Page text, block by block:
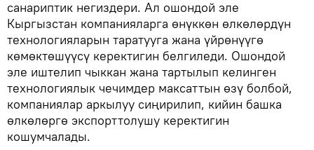
санариптик негиздери. Ал ошондой эле
Кыргызстан компанияларга өнүккөн өлкөлөрдүн
технологияларын таратууга жана үйрөнүүгө
көмөктөшүүсү керектигин белгиледи. Ошондой
эле иштелип чыккан жана тартылып келинген
технологиялык чечимдер максаттын өзү болбой,
компаниялар аркылуу сиңирилип, кийин башка
өлкөлөргө экспорттолушу керектигин
кошумчалады.